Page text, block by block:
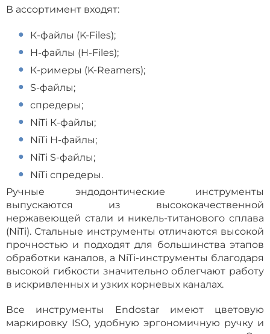
В ассортимент входят:
К-файлы (K-Files);
Н-файлы (H-Files);
К-римеры (K-Reamers);
S-файлы;
спредеры;
NiTi К-файлы;
NiTi Н-файлы;
NiTi S-файлы;
NiTi спредеры.
Ручные эндодонтические инструменты
выпускаются из высококачественной
нержавеющей стали и никель-титанового сплава
(NiTi). Стальные инструменты отличаются высокой
прочностью и подходят для большинства этапов
обработки каналов, а NiTi-инструменты благодаря
высокой гибкости значительно облегчают работу
в искривленных и узких корневых каналах.
Все инструменты Endostar имеют цветовую
маркировку ISO, удобную эргономичную ручку и